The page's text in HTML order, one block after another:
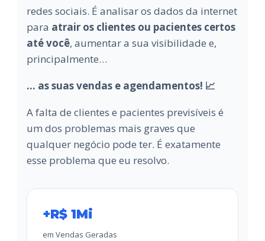
redes sociais. É analisar os dados da internet
para atrair os clientes ou pacientes certos
até você, aumentar a sua visibilidade e,
principalmente…
... as suas vendas e agendamentos! 📈
A falta de clientes e pacientes previsíveis é
um dos problemas mais graves que
qualquer negócio pode ter. É exatamente
esse problema que eu resolvo.
+R$ 1Mi
em Vendas Geradas